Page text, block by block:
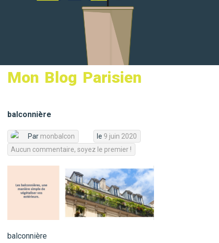
Mon Blog Parisien
balconnière
Par monbalcon le 9 juin 2020
Aucun commentaire, soyez le premier !
balconnière